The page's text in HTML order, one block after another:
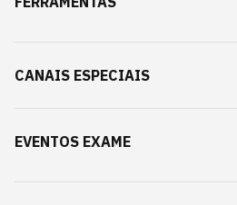
CANAIS ESPECIAIS
EVENTOS EXAME